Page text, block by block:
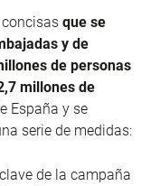
que se
y de
de personas
millones de
España y se
serie de medidas:
de la campaña